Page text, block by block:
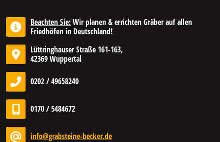
Beachten Sie:Wir planen & errichten Gräber auf allen
Friedhöfen in Deutschland!
Lüttringhauser Straße 161-163,
42369 Wuppertal
0202 / 49658240
0170 / 5484672
info@grabsteine-becker.de